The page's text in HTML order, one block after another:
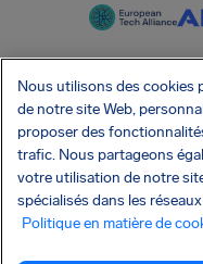
Nous utilisons des cookies
de notre site Web,
proposer des
trafic. Nous partageons
votre utilisation de notre
spécialisés dans les
Politique en matière de